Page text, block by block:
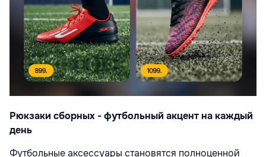
Рюкзаки сборных - футбольный акцент на каждый
день
Футбольные аксессуары становятся полноценной